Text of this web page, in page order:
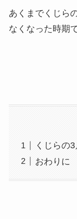
あくまでくじら
なくなった時期
くじらの
おわりに